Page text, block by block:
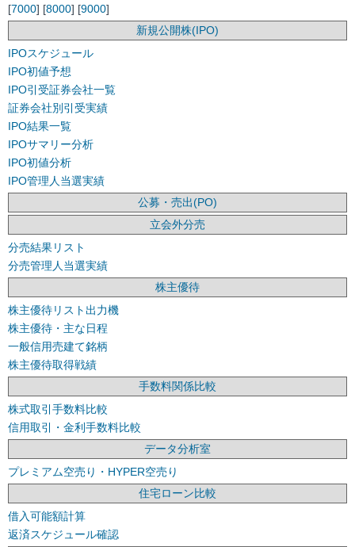
[7000] [8000] [9000]
新規公開株(IPO)
IPOスケジュール
IPO初値予想
IPO引受証券会社一覧
証券会社別引受実績
IPO結果一覧
IPOサマリー分析
IPO初値分析
IPO管理人当選実績
公募・売出(PO)
立会外分売
分売結果リスト
分売管理人当選実績
株主優待
株主優待リスト出力機
株主優待・主な日程
一般信用売建て銘柄
株主優待取得戦績
手数料関係比較
株式取引手数料比較
信用取引・金利手数料比較
データ分析室
プレミアム空売り・HYPER空売り
住宅ローン比較
借入可能額計算
返済スケジュール確認